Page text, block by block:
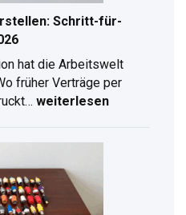
Schritt-für-
hat die Arbeitswelt
früher Verträge per
weiterlesen